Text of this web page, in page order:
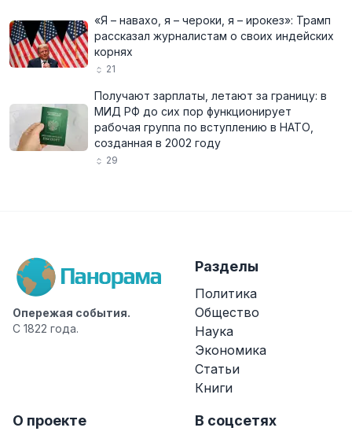
«Я – навахо, я – чероки, я – ирокез»: Трамп
рассказал журналистам о своих индейских
корнях
21
Получают зарплаты, летают за границу: в
МИД РФ до сих пор функционирует
рабочая группа по вступлению в НАТО,
созданная в 2002 году
29
Опережая события.
С 1822 года.
Разделы
Политика
Общество
Наука
Экономика
Статьи
Книги
О проекте В соцсетях